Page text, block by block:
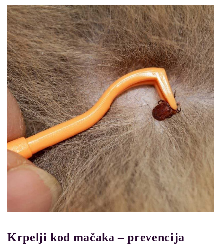
Krpelji kod mačaka – prevencija